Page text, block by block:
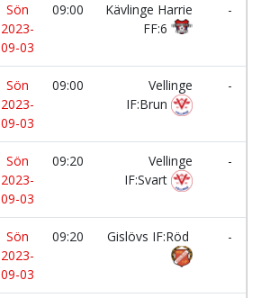
Sön
2023-
09-03
09:00
Kävlinge Harrie
FF:6
-
Sön
2023-
09-03
09:00
Vellinge
IF:Brun
-
Sön
2023-
09-03
09:20
Vellinge
IF:Svart
-
Sön
2023-
09-03
09:20 Gislövs IF:Röd -